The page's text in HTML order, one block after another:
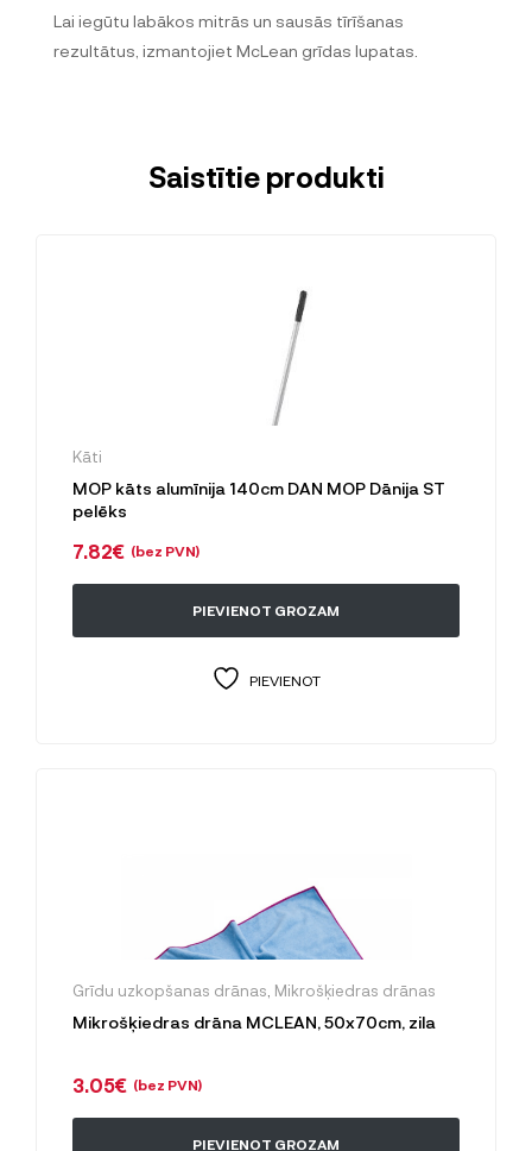
Lai iegūtu labākos mitrās un sausās tīrīšanas
rezultātus, izmantojiet McLean grīdas lupatas.
Saistītie produkti
Kāti
MOP kāts alumīnija 140cm DAN MOP Dānija ST
pelēks
7.82€ (bez PVN)
PIEVIENOT GROZAM
PIEVIENOT
Grīdu uzkopšanas drānas Mikrošķiedras drānas
Mikrošķiedras drāna MCLEAN, 50x70cm, zila
3.05€ (bez PVN)
PIEVIENOT GROZAM